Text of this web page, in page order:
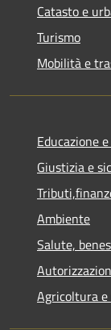
Catasto e
Turismo
Mobilità e
Educazione
Giustizia e
Ambiente
Salute,
Agricoltura e